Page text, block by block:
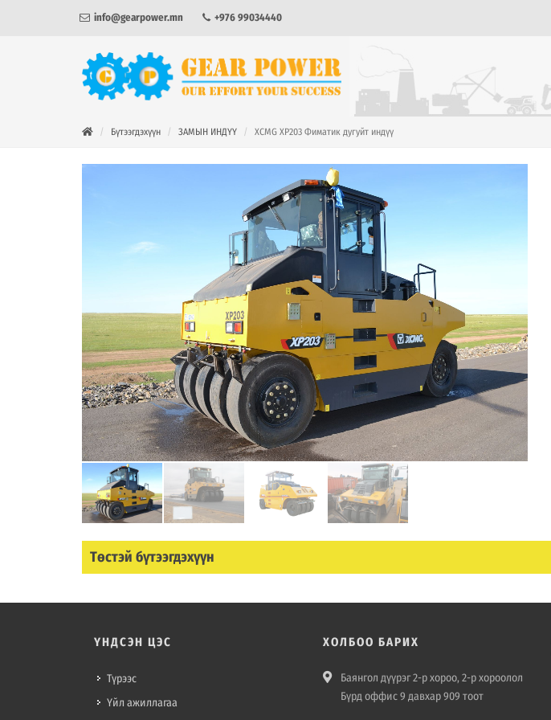
info@gearpower.mn +976 99034440
Бүтээгдэхүүн ЗАМЫН ИНДҮҮ XCMG XP203 Фиматик дугуйт индүү
Төстэй бүтээгдэхүүн
ҮНДСЭН ЦЭС
Түрээс
Үйл ажиллагаа
ХОЛБОО БАРИХ
Баянгол дүүрэг 2-р хороо, 2-р хороолол
Бүрд оффис 9 давхар 909 тоот